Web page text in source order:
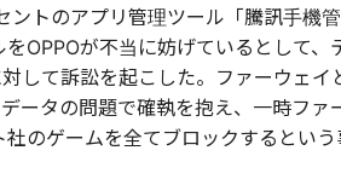
ントのアプリ管理ツール「騰訊手機管
OPPOが不当に妨げているとして、
して訴訟を起こした。ファーウェイ
ータの問題で確執を抱え、一時ファ
社のゲームを全てブロックするという